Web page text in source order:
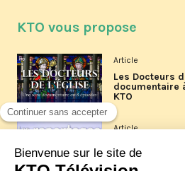
KTO vous propose
Article
Les Docteurs
documentaire
KTO
Article
Les